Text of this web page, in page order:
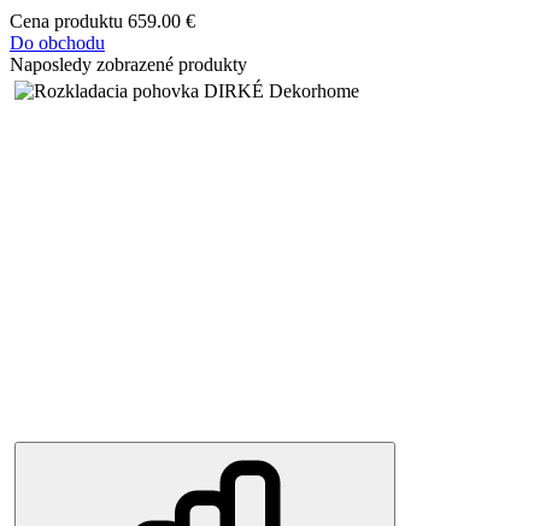
Cena produktu 659.00 €
Do obchodu
Naposledy zobrazené produkty